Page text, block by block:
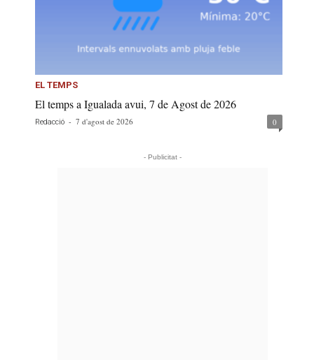
EL TEMPS
El temps a Igualada avui, 7 de Agost de 2026
Redacció - 7 d'agost de 2026 0
- Publicitat -